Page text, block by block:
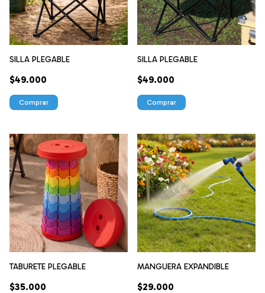
SILLA PLEGABLE
$49.000
Comprar
SILLA PLEGABLE
$49.000
Comprar
TABURETE PLEGABLE
$35.000
MANGUERA EXPANDIBLE
$29.000